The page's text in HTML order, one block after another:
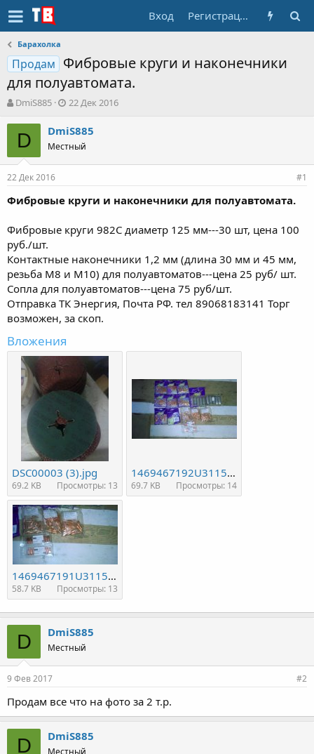
Вход Регистрация
Барахолка
Продам Фибровые круги и наконечники
для полуавтомата.
А
т
т
е
ы
DmiS885
Д
т
н
а
л
22 Дек 2016
D DmiS885
Местный
22 Дек 2016 #1
Фибровые круги и наконечники для полуавтомата.
Фибровые круги 982С диаметр 125 мм---30 шт, цена 100
руб./шт.
Контактные наконечники 1,2 мм (длина 30 мм и 45 мм,
резьба М8 и М10) для полуавтоматов---цена 25 руб/ шт.
Сопла для полуавтоматов---цена 75 руб/шт.
Отправка ТК Энергия, Почта РФ. тел 89068183141 Торг
возможен, за скоп.
Вложения
DSC00003 (3).jpg
69.2 KB Просмотры: 13
1469467192U311562TOaI6736503429_orig.jpg
69.7 KB Просмотры: 14
1469467191U311562TZLB2067289458_orig.jpg
58.7 KB Просмотры: 13
D DmiS885
Местный
9 Фев 2017 #2
Продам все что на фото за 2 т.р.
D DmiS885
Местный